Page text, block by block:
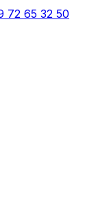
72 65 32 50